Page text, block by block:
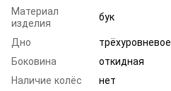
Материал
изделия
бук
Дно
трёхуровневое
Боковина
откидная
Наличие колёс
нет